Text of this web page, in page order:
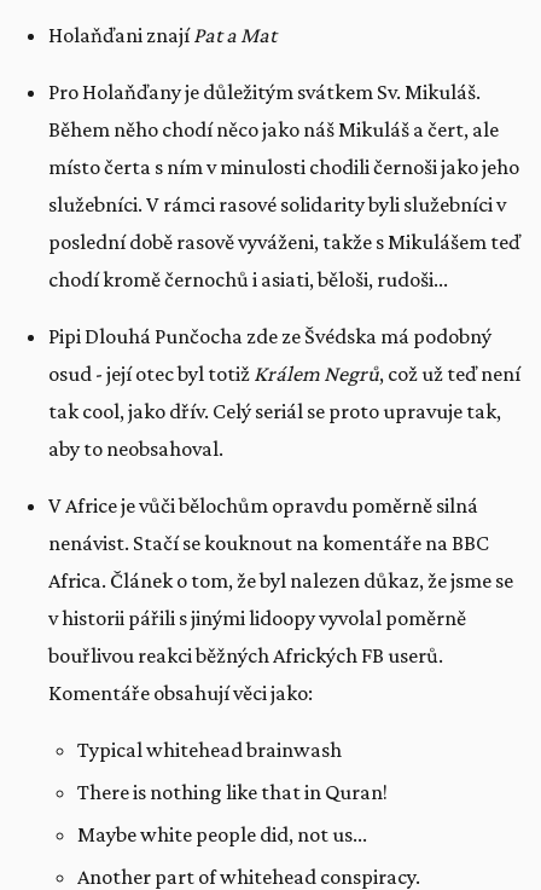
Holaňďani znajíPat a Mat
Pro Holaňďany je důležitým svátkem Sv. Mikuláš.
Během něho chodí něco jako náš Mikuláš a čert, ale
místo čerta s ním v minulosti chodili černoši jako jeho
služebníci. V rámci rasové solidarity byli služebníci v
poslední době rasově vyváženi, takže s Mikulášem teď
chodí kromě černochů i asiati, běloši, rudoši...
Pipi Dlouhá Punčocha zde ze Švédska má podobný
osud - její otec byl totiž Králem Negrů, což už teď není
tak cool, jako dřív. Celý seriál se proto upravuje tak,
aby to neobsahoval.
V Africe je vůči bělochům opravdu poměrně silná
nenávist. Stačí se kouknout na komentáře na BBC
Africa. Článek o tom, že byl nalezen důkaz, že jsme se
v historii pářili s jinými lidoopy vyvolal poměrně
bouřlivou reakci běžných Afrických FB userů.
Komentáře obsahují věci jako:
Typical whitehead brainwash
There is nothing like that in Quran!
Maybe white people did, not us...
Another part of whitehead conspiracy.